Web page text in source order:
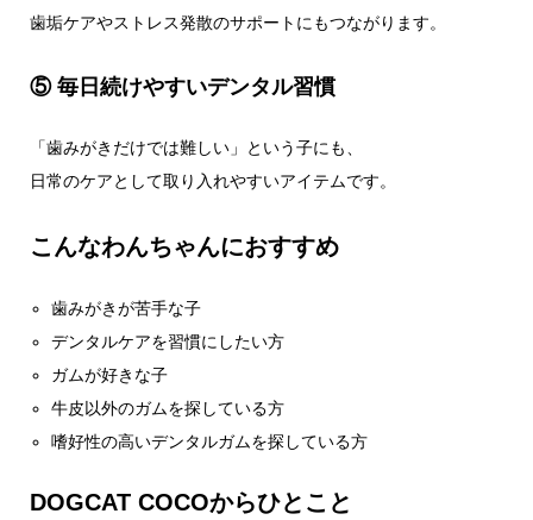
歯垢ケアやストレス発散のサポートにもつながります。
⑤ 毎日続けやすいデンタル習慣
「歯みがきだけでは難しい」という子にも、
日常のケアとして取り入れやすいアイテムです。
こんなわんちゃんにおすすめ
歯みがきが苦手な子
デンタルケアを習慣にしたい方
ガムが好きな子
牛皮以外のガムを探している方
嗜好性の高いデンタルガムを探している方
DOGCAT COCOからひとこと